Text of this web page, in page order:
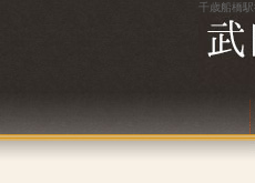
千歳船橋